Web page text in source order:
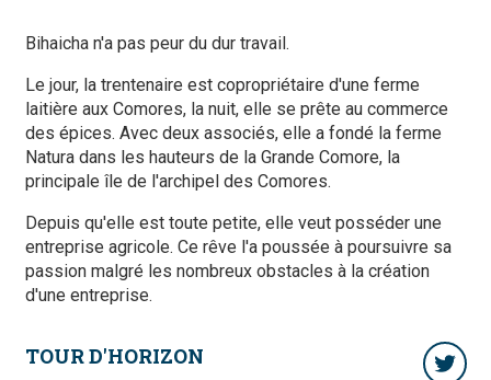
Bihaicha n'a pas peur du dur travail.
Le jour, la trentenaire est copropriétaire d'une ferme
laitière aux Comores, la nuit, elle se prête au commerce
des épices. Avec deux associés, elle a fondé la ferme
Natura dans les hauteurs de la Grande Comore, la
principale île de l'archipel des Comores.
Depuis qu'elle est toute petite, elle veut posséder une
entreprise agricole. Ce rêve l'a poussée à poursuivre sa
passion malgré les nombreux obstacles à la création
d'une entreprise.
TOUR D'HORIZON